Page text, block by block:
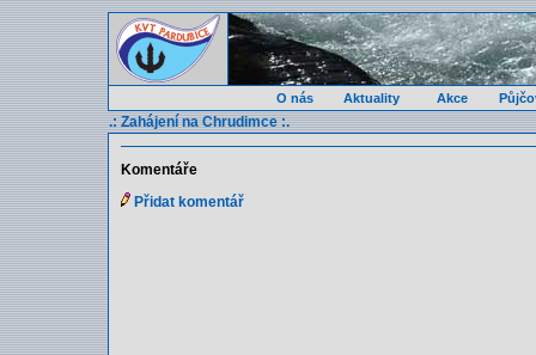
.: Zahájení na Chrudimce :.
Komentáře
Přidat komentář
O nás Aktuality Akce